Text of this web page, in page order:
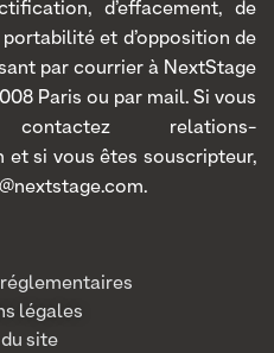
d’effacement, de
et d’opposition de
par courrier à NextStage
Paris ou par mail. Si vous
relations-
et si vous êtes souscripteur,
légales
site